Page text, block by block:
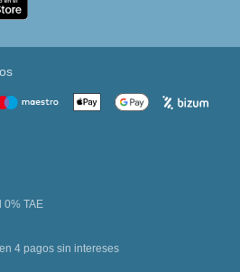
0% TAE
4 pagos sin intereses